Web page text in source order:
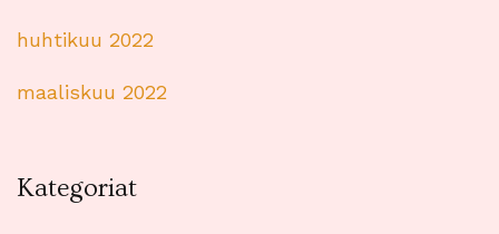
huhtikuu 2022
maaliskuu 2022
Kategoriat